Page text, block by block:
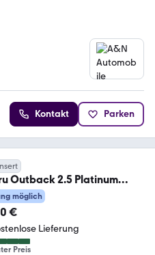
Kontakt Parken
Outback 2.5 Platinum
möglich
€
Lieferung
Preis